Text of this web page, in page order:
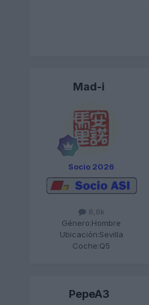
Mad-i
Socio 2026
8,6k
Género:Hombre
Ubicación:Sevilla
Coche:Q5
PepeA3